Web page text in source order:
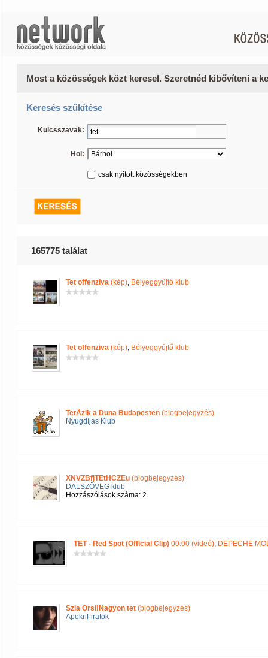
Most a közösségek közt keresel. Szeretnéd kibővíteni a
Keresés szűkítése
Kulcsszavak:
Hol:
csak nyitott közösségekben
165775 találat
Tet offenziva (kép), Bélyeggyűjtő klub
Tet offenziva (kép), Bélyeggyűjtő klub
TetÅzik a Duna Budapesten (blogbejegyzés)
Nyugdíjas Klub
XNVZBfjTEtHCZEu (blogbejegyzés)
DALSZÖVEG klub
Hozzászólások száma: 2
TET - Red Spot (Official Clip) 00:00 (videó), DEPECHE
Szia Orsi!Nagyon tet (blogbejegyzés)
Apokrif-iratok